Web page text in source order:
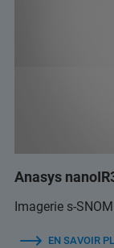
Anasys
Imagerie s-
EN SAVOIR